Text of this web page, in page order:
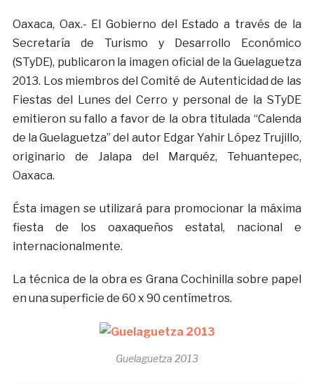
Oaxaca, Oax.- El Gobierno del Estado a través de la
Secretaría de Turismo y Desarrollo Económico
(STyDE), publicaron la imagen oficial de la Guelaguetza
2013. Los miembros del Comité de Autenticidad de las
Fiestas del Lunes del Cerro y personal de la STyDE
emitieron su fallo a favor de la obra titulada “Calenda
de la Guelaguetza” del autor Edgar Yahir López Trujillo,
originario de Jalapa del Marquéz, Tehuantepec,
Oaxaca.
Ésta imagen se utilizará para promocionar la máxima
fiesta de los oaxaqueños estatal, nacional e
internacionalmente.
La técnica de la obra es Grana Cochinilla sobre papel
en una superficie de 60 x 90 centímetros.
Guelaguetza 2013